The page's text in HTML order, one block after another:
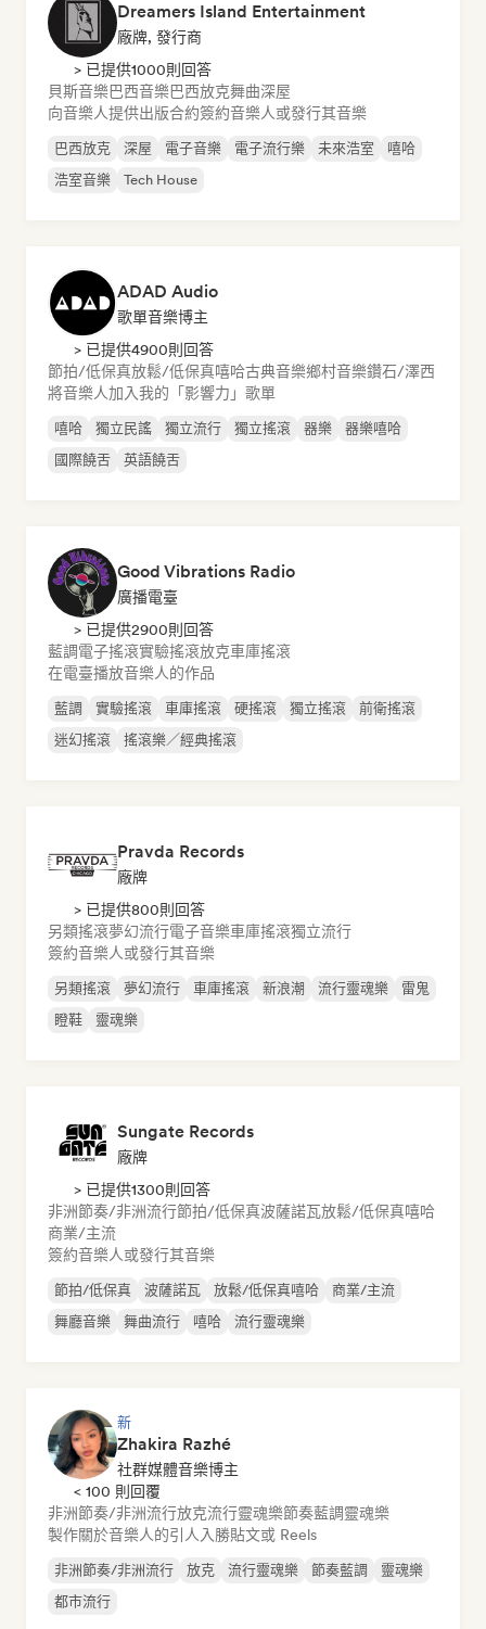
Dreamers Island Entertainment
廠牌, 發行商
> 已提供1000則回答
貝斯音樂巴西音樂巴西放克舞曲深屋
向音樂人提供出版合約簽約音樂人或發行其音樂
巴西放克 深屋 電子音樂 電子流行樂 未來浩室
嘻哈
浩室音樂
Tech House
ADAD Audio
歌單音樂博主
> 已提供4900則回答
節拍/低保真放鬆/低保真嘻哈古典音樂鄉村音樂鑽石/澤西
將音樂人加入我的「影響力」歌單
嘻哈 獨立民謠 獨立流行 獨立搖滾 器樂
器樂嘻哈
國際饒舌
英語饒舌
Good Vibrations Radio
廣播電臺
> 已提供2900則回答
藍調電子搖滾實驗搖滾放克車庫搖滾
在電臺播放音樂人的作品
藍調 實驗搖滾 車庫搖滾 硬搖滾 獨立搖滾
前衛搖滾
迷幻搖滾
搖滾樂／經典搖滾
Pravda Records
廠牌
> 已提供800則回答
另類搖滾夢幻流行電子音樂車庫搖滾獨立流行
簽約音樂人或發行其音樂
另類搖滾 夢幻流行 車庫搖滾 新浪潮 流行靈魂樂
雷鬼
瞪鞋
靈魂樂
Sungate Records
廠牌
> 已提供1300則回答
非洲節奏/非洲流行節拍/低保真波薩諾瓦放鬆/低保真嘻哈
商業/主流
簽約音樂人或發行其音樂
節拍/低保真 波薩諾瓦 放鬆/低保真嘻哈
商業/主流
舞廳音樂
舞曲流行 嘻哈 流行靈魂樂
新
Zhakira Razhé
社群媒體音樂博主
< 100 則回覆
非洲節奏/非洲流行放克流行靈魂樂節奏藍調靈魂樂
製作關於音樂人的引人入勝貼文或 Reels
非洲節奏/非洲流行 放克 流行靈魂樂 節奏藍調
靈魂樂
都市流行